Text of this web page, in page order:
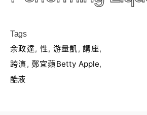
Tags
余政達, 性, 游量凱,講座,
跨演 , 鄭宜蘋Betty Apple,
酷液